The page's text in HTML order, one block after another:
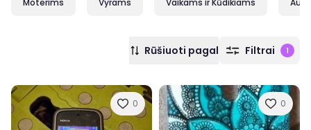
Moterims Vyrams Vaikams ir Kūdikiams
Rūšiuoti pagal Filtrai 1
0 0